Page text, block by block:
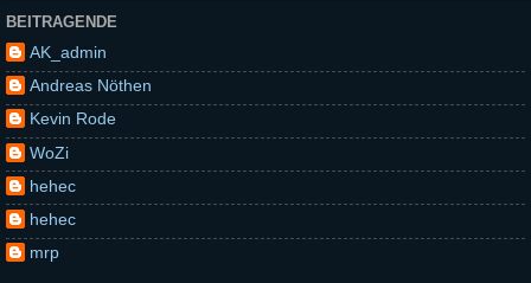
BEITRAGENDE
AK_admin
Andreas Nöthen
Kevin Rode
WoZi
hehec
hehec
mrp